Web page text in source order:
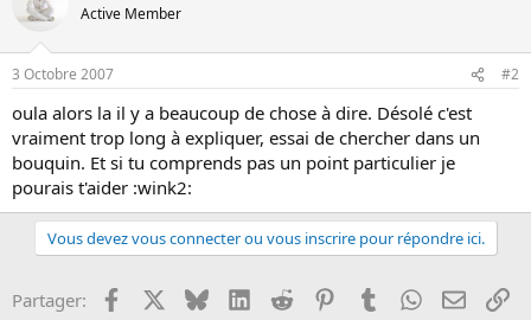
Active Member
3 Octobre 2007 #2
oula alors la il y a beaucoup de chose à dire. Désolé c'est
vraiment trop long à expliquer, essai de chercher dans un
bouquin. Et si tu comprends pas un point particulier je
pourais t'aider :wink2:
Vous devez vous connecter ou vous inscrire pour répondre ici.
Partager: Facebook BlueskyLinkedInReddit PinterestTumblrWhatsApp
Email